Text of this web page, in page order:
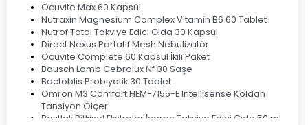
Ocuvite Max 60 Kapsül
Nutraxin Magnesium Complex Vitamin B6 60 Tablet
Nutrof Total Takviye Edici Gıda 30 Kapsül
Direct Nexus Portatif Mesh Nebulizatör
Ocuvite Complete 60 Kapsül İkili Paket
Bausch Lomb Cebrolux Nf 30 Saşe
Bactoblis Probiyotik 30 Tablet
Omron M3 Comfort HEM-7155-E Intellisense Koldan
Tansiyon Ölçer
Bestlak Bitkisel Ekstreler İçeren Takviye Edici Gıda 50 ml